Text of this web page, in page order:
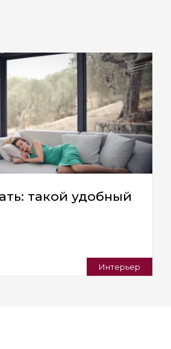
такой удобный
Интерьер